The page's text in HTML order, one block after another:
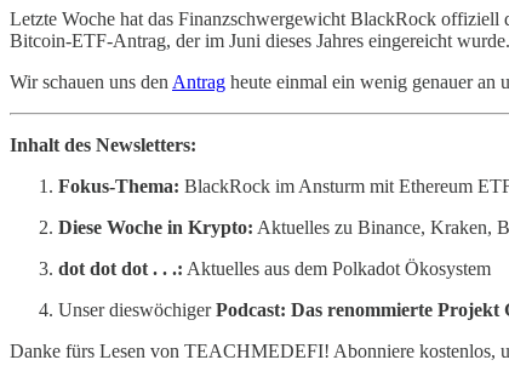
Letzte Woche hat das Finanzschwergewicht BlackRock offiziell
Bitcoin-ETF-Antrag, der im Juni dieses Jahres eingereicht wurde.
Wir schauen uns den Antrag heute einmal ein wenig genauer an
Inhalt des Newsletters:
Fokus-Thema: BlackRock im Ansturm mit Ethereum
Diese Woche in Krypto: Aktuelles zu Binance, Kraken,
dot dot dot . . .: Aktuelles aus dem Polkadot Ökosystem
Unser dieswöchigerPodcast: Das renommierte Projekt
Danke fürs Lesen von TEACHMEDEFI! Abonniere kostenlos,